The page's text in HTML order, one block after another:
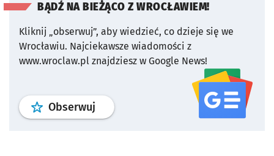
BĄDŹ NA BIEŻĄCO Z WROCŁAWIEM!
Kliknij „obserwuj”, aby wiedzieć, co dzieje się we
Wrocławiu. Najciekawsze wiadomości z
www.wroclaw.pl znajdziesz w Google News!
Obserwuj profil serwisu